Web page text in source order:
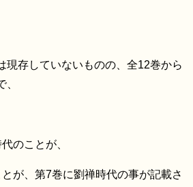
現存していないものの、全12巻から
のことが、
が、第7巻に劉禅時代の事が記載さ